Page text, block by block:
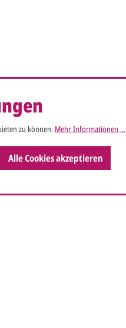
zu können. Mehr Informationen ...
Alle Cookies akzeptieren